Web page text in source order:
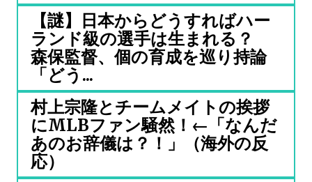
【謎】日本からどうすればハー
ランド級の選手は生まれる？
森保監督、個の育成を巡り持論
「どう...
村上宗隆とチームメイトの挨拶
にMLBファン騒然！←「なんだ
あのお辞儀は？！」（海外の反
応）